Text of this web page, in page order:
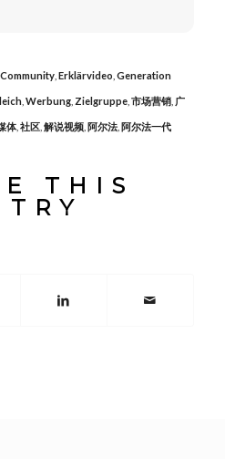
Community, Erklärvideo Generation
, Werbung, Zielgruppe, 市场营销, 广
体, 社区, 解说视频, 阿尔法, 阿尔法一代
THIS